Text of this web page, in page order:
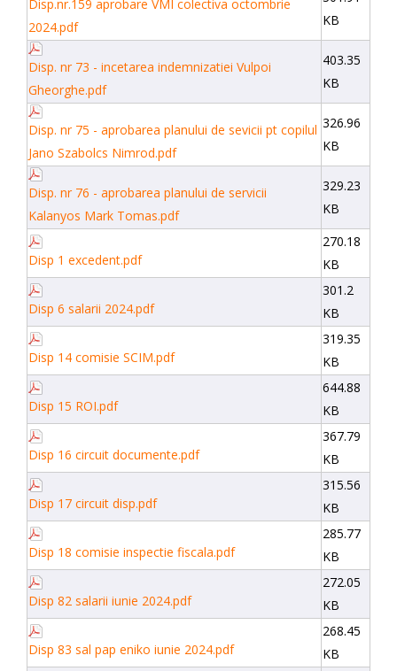
Disp.nr.159 aprobare VMI colectiva octombrie
2024.pdf
KB
Disp. nr 73 - incetarea indemnizatiei Vulpoi
Gheorghe.pdf
403.35
KB
Disp. nr 75 - aprobarea planului de sevicii pt copilul
Jano Szabolcs Nimrod.pdf
326.96
KB
Disp. nr 76 - aprobarea planului de servicii
Kalanyos Mark Tomas.pdf
329.23
KB
Disp 1 excedent.pdf
270.18
KB
Disp 6 salarii 2024.pdf
301.2
KB
Disp 14 comisie SCIM.pdf
319.35
KB
Disp 15 ROI.pdf
644.88
KB
Disp 16 circuit documente.pdf
367.79
KB
Disp 17 circuit disp.pdf
315.56
KB
Disp 18 comisie inspectie fiscala.pdf
285.77
KB
Disp 82 salarii iunie 2024.pdf
272.05
KB
Disp 83 sal pap eniko iunie 2024.pdf
268.45
KB